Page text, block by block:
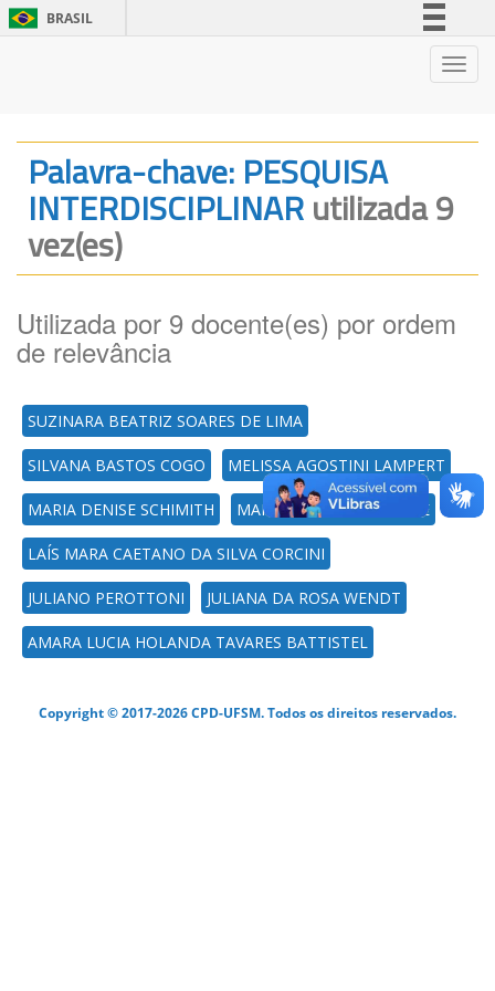
BRASIL
Legislação
Canais
Palavra-chave: PESQUISA
INTERDISCIPLINARutilizada 9
vez(es)
Utilizada por 9 docente(es) por ordem
de relevância
SUZINARA BEATRIZ SOARES DE LIMA
SILVANA BASTOS COGO MELISSA AGOSTINI LAMPERT
MARIA DENISE SCHIMITH MARCIO ROSSATO BADKE
LAÍS MARA CAETANO DA SILVA CORCINI
JULIANO PEROTTONI JULIANA DA ROSA WENDT
AMARA LUCIA HOLANDA TAVARES BATTISTEL
Copyright © 2017-2026 CPD-UFSM. Todos os direitos reservados.